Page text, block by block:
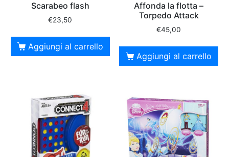
Scarabeo flash
€23,50
Aggiungi al carrello
Affonda la flotta –
Torpedo Attack
€45,00
Aggiungi al carrello